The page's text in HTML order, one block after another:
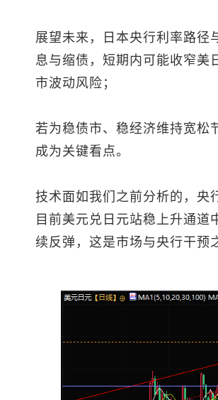
展望未来，日本央行利率路径
息与缩债，短期内可能收窄美
市波动风险；
若为稳债市、稳经济维持宽松
成为关键看点。
技术面如我们之前分析的，央
目前美元兑日元站稳上升通道
续反弹，这是市场与央行干预